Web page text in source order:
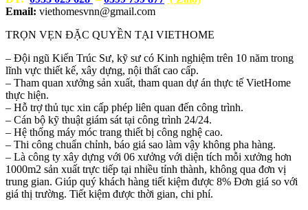
Email: viethomesvnn@gmail.com
TRỌN VẸN ĐẶC QUYỀN TẠI VIETHOME
– Đội ngũ Kiến Trúc Sư, kỹ sư có Kinh nghiệm trên 10 năm trong
lĩnh vực thiết kế, xây dựng, nội thất cao cấp.
– Tham quan xưởng sản xuất, tham quan dự án thực tế VietHome
thực hiện.
– Hỗ trợ thủ tục xin cấp phép liên quan đến công trình.
– Cán bộ kỹ thuật giám sát tại công trình 24/24.
– Hệ thống máy móc trang thiết bị công nghệ cao.
– Thi công chuẩn chỉnh, báo giá sao làm vậy không pha hàng.
– Là công ty xây dựng với 06 xưởng với diện tích mỗi xưởng hơn
1000m2 sản xuất trực tiếp tại nhiều tỉnh thành, không qua đơn vị
trung gian. Giúp quý khách hàng tiết kiệm được 8% Đơn giá so với
giá thị trường. Tiết kiệm được thời gian, chi phí.